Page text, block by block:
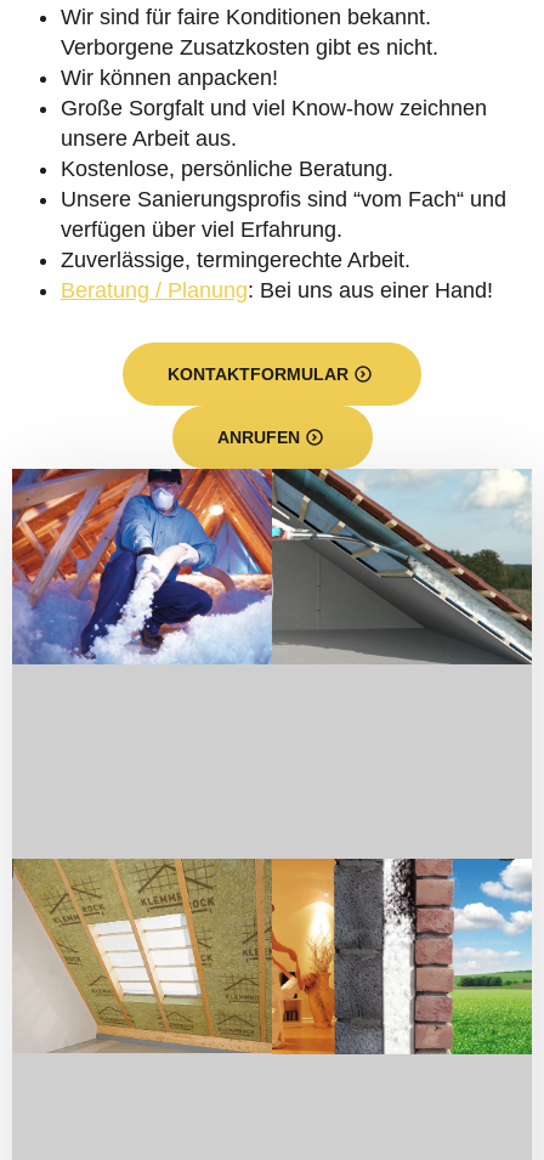
Wir sind für faire Konditionen bekannt.
Verborgene Zusatzkosten gibt es nicht.
Wir können anpacken!
Große Sorgfalt und viel Know-how zeichnen
unsere Arbeit aus.
Kostenlose, persönliche Beratung.
Unsere Sanierungsprofis sind “vom Fach“ und
verfügen über viel Erfahrung.
Zuverlässige, termingerechte Arbeit.
Beratung / Planung: Bei uns aus einer Hand!
KONTAKTFORMULAR
ANRUFEN